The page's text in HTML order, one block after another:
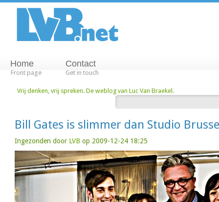
Home
Front page
Contact
Get in touch
Vrij denken, vrij spreken. De weblog van Luc Van Braekel.
Bill Gates is slimmer dan Studio
Ingezonden door LVB op 2009-12-24 18:25